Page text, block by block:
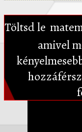
Töltsd le
amivel